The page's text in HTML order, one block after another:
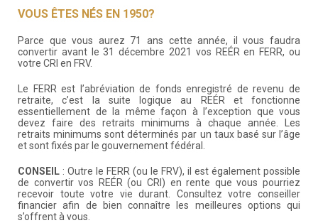
VOUS ÊTES NÉS EN 1950?
Parce que vous aurez 71 ans cette année, il vous faudra
convertir avant le 31 décembre 2021 vos REÉR en FERR, ou
votre CRI en FRV.
Le FERR est l’abréviation de fonds enregistré de revenu de
retraite, c’est la suite logique au REÉR et fonctionne
essentiellement de la même façon à l’exception que vous
devez faire des retraits minimums à chaque année. Les
retraits minimums sont déterminés par un taux basé sur l’âge
et sont fixés par le gouvernement fédéral.
CONSEIL : Outre le FERR (ou le FRV), il est également possible
de convertir vos REÉR (ou CRI) en rente que vous pourriez
recevoir toute votre vie durant. Consultez votre conseiller
financier afin de bien connaître les meilleures options qui
s’offrent à vous.